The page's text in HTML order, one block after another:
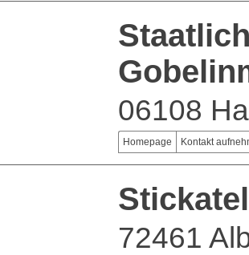
06108
Homepage Kontakt
72461